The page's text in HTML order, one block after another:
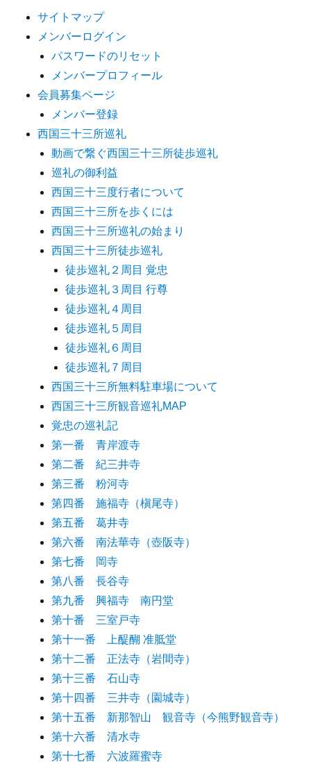
サイトマップ
メンバーログイン
パスワードのリセット
メンバープロフィール
会員募集ページ
メンバー登録
西国三十三所巡礼
動画で繋ぐ西国三十三所徒歩巡礼
巡礼の御利益
西国三十三度行者について
西国三十三所を歩くには
西国三十三所巡礼の始まり
西国三十三所徒歩巡礼
徒歩巡礼２周目 覚忠
徒歩巡礼３周目 行尊
徒歩巡礼４周目
徒歩巡礼５周目
徒歩巡礼６周目
徒歩巡礼７周目
西国三十三所無料駐車場について
西国三十三所観音巡礼MAP
覚忠の巡礼記
第一番 青岸渡寺
第二番 紀三井寺
第三番 粉河寺
第四番 施福寺（槇尾寺）
第五番 葛井寺
第六番 南法華寺（壺阪寺）
第七番 岡寺
第八番 長谷寺
第九番 興福寺 南円堂
第十番 三室戸寺
第十一番 上醍醐 准胝堂
第十二番 正法寺（岩間寺）
第十三番 石山寺
第十四番 三井寺（園城寺）
第十五番 新那智山 観音寺（今熊野観音寺）
第十六番 清水寺
第十七番 六波羅蜜寺